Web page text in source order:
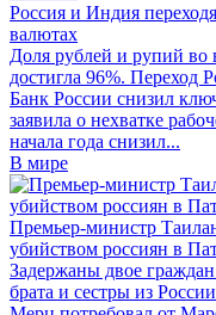
Россия и Индия
валютах
Доля рублей и рупий
достигла 96%. Переход
Банк России снизил
заявила о нехватке
начала года снизил...
В мире
Премьер-министр
убийством россиян в
Задержаны двое
брата и сестры из